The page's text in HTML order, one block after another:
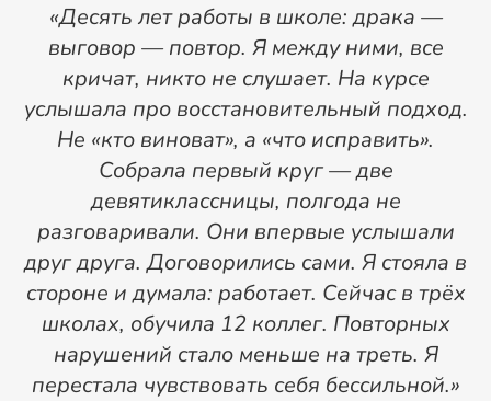
«Десять лет работы в школе: драка —
выговор — повтор. Я между ними, все
кричат, никто не слушает. На курсе
услышала про восстановительный подход.
Не «кто виноват», а «что исправить».
Собрала первый круг — две
девятиклассницы, полгода не
разговаривали. Они впервые услышали
друг друга. Договорились сами. Я стояла в
стороне и думала: работает. Сейчас в трёх
школах, обучила 12 коллег. Повторных
нарушений стало меньше на треть. Я
перестала чувствовать себя бессильной.»